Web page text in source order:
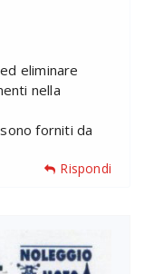
eliminare
nella
forniti da
Rispondi